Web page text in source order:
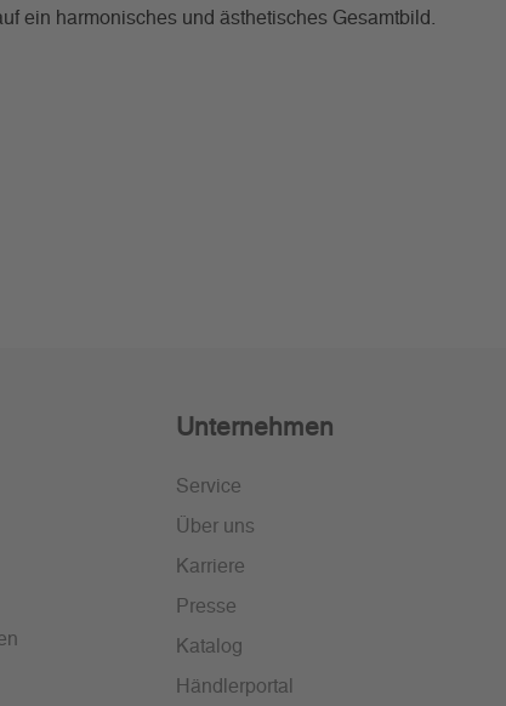
ein harmonisches und ästhetisches Gesamtbild.
Unternehmen
Service
Über uns
Karriere
Presse
Katalog
Händlerportal